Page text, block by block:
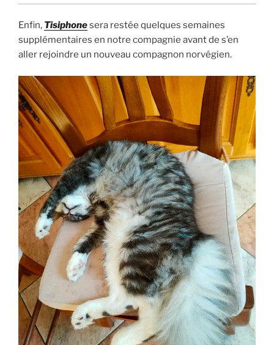
Enfin, Tisiphonesera restée quelques semaines
supplémentaires en notre compagnie avant de s’en
aller rejoindre un nouveau compagnon norvégien.